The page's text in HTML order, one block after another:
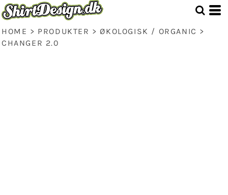
HOME > PRODUKTER > ØKOLOGISK / ORGANIC >
CHANGER 2.0